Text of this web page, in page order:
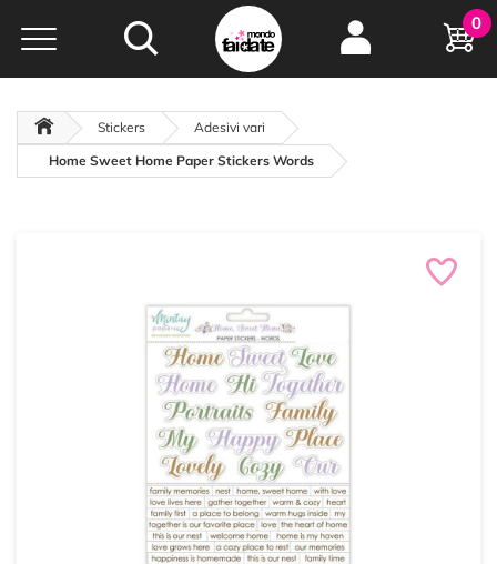
Hobby e
creatività...
oltre 15 anni online
0
Stickers
Adesivi vari
Home Sweet Home Paper Stickers Words